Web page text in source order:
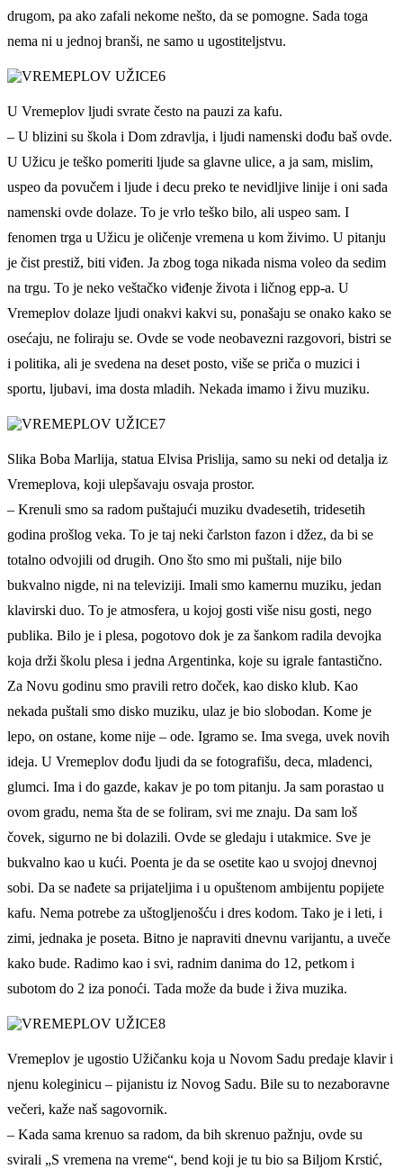
drugom, pa ako zafali nekome nešto, da se pomogne. Sada toga
nema ni u jednoj branši, ne samo u ugostiteljstvu.
U Vremeplov ljudi svrate često na pauzi za kafu.
– U blizini su škola i Dom zdravlja, i ljudi namenski dođu baš ovde.
U Užicu je teško pomeriti ljude sa glavne ulice, a ja sam, mislim,
uspeo da povučem i ljude i decu preko te nevidljive linije i oni sada
namenski ovde dolaze. To je vrlo teško bilo, ali uspeo sam. I
fenomen trga u Užicu je oličenje vremena u kom živimo. U pitanju
je čist prestiž, biti viđen. Ja zbog toga nikada nisma voleo da sedim
na trgu. To je neko veštačko viđenje života i ličnog epp-a. U
Vremeplov dolaze ljudi onakvi kakvi su, ponašaju se onako kako se
osećaju, ne foliraju se. Ovde se vode neobavezni razgovori, bistri se
i politika, ali je svedena na deset posto, više se priča o muzici i
sportu, ljubavi, ima dosta mladih. Nekada imamo i živu muziku.
Slika Boba Marlija, statua Elvisa Prislija, samo su neki od detalja iz
Vremeplova, koji ulepšavaju osvaja prostor.
– Krenuli smo sa radom puštajući muziku dvadesetih, tridesetih
godina prošlog veka. To je taj neki čarlston fazon i džez, da bi se
totalno odvojili od drugih. Ono što smo mi puštali, nije bilo
bukvalno nigde, ni na televiziji. Imali smo kamernu muziku, jedan
klavirski duo. To je atmosfera, u kojoj gosti više nisu gosti, nego
publika. Bilo je i plesa, pogotovo dok je za šankom radila devojka
koja drži školu plesa i jedna Argentinka, koje su igrale fantastično.
Za Novu godinu smo pravili retro doček, kao disko klub. Kao
nekada puštali smo disko muziku, ulaz je bio slobodan. Kome je
lepo, on ostane, kome nije – ode. Igramo se. Ima svega, uvek novih
ideja. U Vremeplov dođu ljudi da se fotografišu, deca, mladenci,
glumci. Ima i do gazde, kakav je po tom pitanju. Ja sam porastao u
ovom gradu, nema šta de se foliram, svi me znaju. Da sam loš
čovek, sigurno ne bi dolazili. Ovde se gledaju i utakmice. Sve je
bukvalno kao u kući. Poenta je da se osetite kao u svojoj dnevnoj
sobi. Da se nađete sa prijateljima i u opuštenom ambijentu popijete
kafu. Nema potrebe za uštogljenošću i dres kodom. Tako je i leti, i
zimi, jednaka je poseta. Bitno je napraviti dnevnu varijantu, a uveče
kako bude. Radimo kao i svi, radnim danima do 12, petkom i
subotom do 2 iza ponoći. Tada može da bude i živa muzika.
Vremeplov je ugostio Užičanku koja u Novom Sadu predaje klavir i
njenu koleginicu – pijanistu iz Novog Sadu. Bile su to nezaboravne
večeri, kaže naš sagovornik.
– Kada sama krenuo sa radom, da bih skrenuo pažnju, ovde su
svirali „S vremena na vreme“, bend koji je tu bio sa Biljom Krstić,